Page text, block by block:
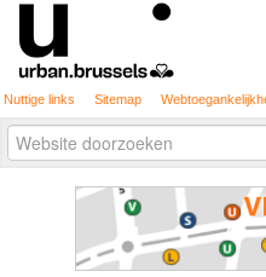
Nuttige links Sitemap
Zoek
Geavanceerd
zoeken...